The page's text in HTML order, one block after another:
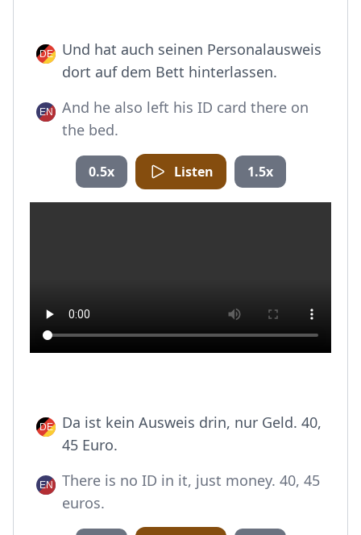
Und hat auch seinen Personalausweis
dort auf dem Bett hinterlassen.
And he also left his ID card there on
the bed.
0.5x Listen 1.5x
Da ist kein Ausweis drin, nur Geld. 40,
45 Euro.
There is no ID in it, just money. 40, 45
euros.